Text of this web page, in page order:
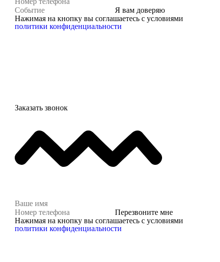
Я вам доверяю
Нажимая на кнопку вы соглашаетесь с условиями
политики конфиденциальности
Заказать звонок
Перезвоните мне
Нажимая на кнопку вы соглашаетесь с условиями
политики конфиденциальности